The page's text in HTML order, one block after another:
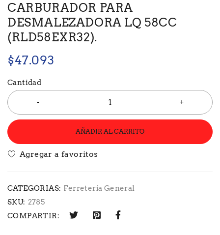
CARBURADOR PARA
DESMALEZADORA LQ 58CC
(RLD58EXR32).
$47.093
Cantidad
AÑADIR AL CARRITO
CATEGORIAS: Ferretería General
SKU: 2785
COMPARTIR: